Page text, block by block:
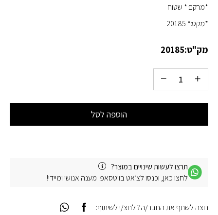
*מרקם:* שטוח
*מקט:* 20185
מק"ט:20185
הוספה לסל
תרצו לעשות שינויים במוצר?
לחצו כאן, וכנסו לצ׳אט בווטסאפ. מענה אנושי ומיידי!
רוצה לשתף את החבר/ה? לחצ/י לשיתוף: